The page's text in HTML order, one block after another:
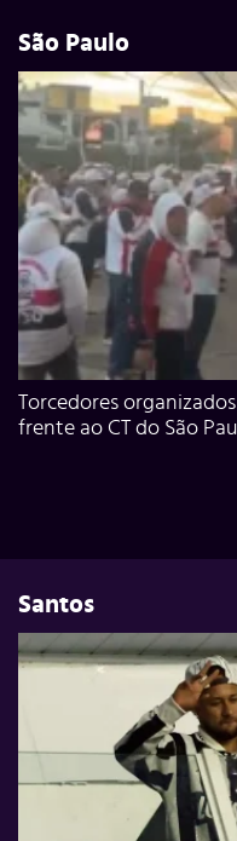
São Paulo
Torcedores
frente ao CT do São
Santos